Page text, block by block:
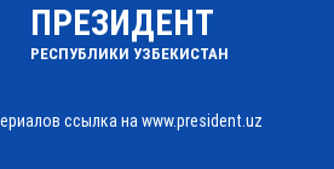
ПРЕЗИДЕНТ
РЕСПУБЛИКИ УЗБЕКИСТАН
ссылка на www.president.uz